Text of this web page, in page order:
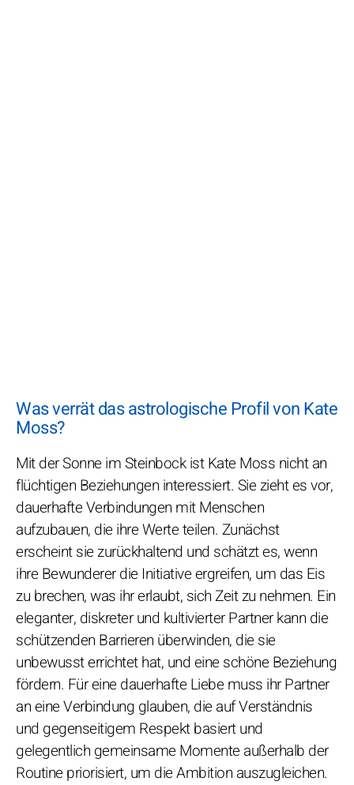
Was verrät das astrologische Profil von Kate
Moss?
Mit der Sonne im Steinbock ist Kate Moss nicht an
flüchtigen Beziehungen interessiert. Sie zieht es vor,
dauerhafte Verbindungen mit Menschen
aufzubauen, die ihre Werte teilen. Zunächst
erscheint sie zurückhaltend und schätzt es, wenn
ihre Bewunderer die Initiative ergreifen, um das Eis
zu brechen, was ihr erlaubt, sich Zeit zu nehmen. Ein
eleganter, diskreter und kultivierter Partner kann die
schützenden Barrieren überwinden, die sie
unbewusst errichtet hat, und eine schöne Beziehung
fördern. Für eine dauerhafte Liebe muss ihr Partner
an eine Verbindung glauben, die auf Verständnis
und gegenseitigem Respekt basiert und
gelegentlich gemeinsame Momente außerhalb der
Routine priorisiert, um die Ambition auszugleichen.